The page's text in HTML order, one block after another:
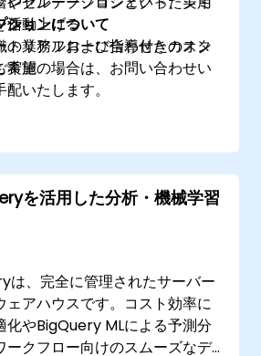
作り上げる
活動
トリアルおよび指導付きのオン
実施
ションについて
の業務フローに合わせたカスタ
希望の場合は、お問い合わせい
いたします。
を活用した分析・機械学習
、完全に管理されたサーバー
ェアハウスです。コスト効率に
化やBigQuery MLによる予測分
ークフロー向けのスムーズなデ